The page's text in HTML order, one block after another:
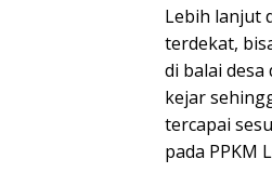
Lebih lanjut
terdekat,
di balai
kejar
tercapai
pada PPKM